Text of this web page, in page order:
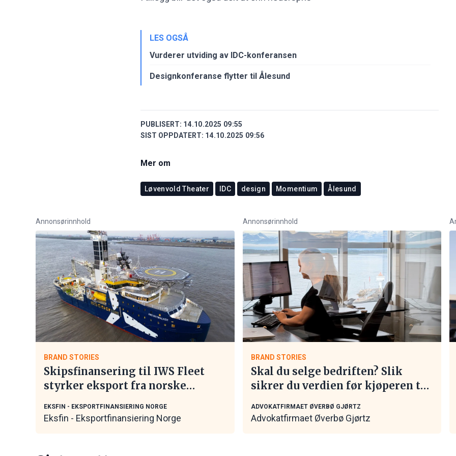
LES OGSÅ
Vurderer utviding av IDC-konferansen
Designkonferanse flytter til Ålesund
PUBLISERT: 14.10.2025 09:55
SIST OPPDATERT: 14.10.2025 09:56
Mer om
Løvenvold Theater IDC design Momentium Ålesund
Annonsørinnhold
BRAND STORIES
Skipsfinansering til IWS Fleet
styrker eksport fra norske
EKSFIN - EKSPORTFINANSIERING NORGE
Eksfin - Eksportfinansiering Norge
Annonsørinnhold
BRAND STORIES
Skal du selge bedriften? Slik
sikrer du verdien før kjøperen tar
ADVOKATFIRMAET ØVERBØ GJØRTZ
Advokatfirmaet Øverbø Gjørtz